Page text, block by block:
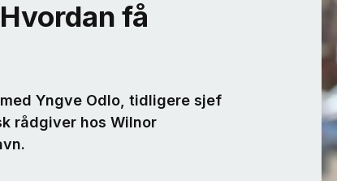
få
Yngve Odlo, tidligere sjef
rådgiver hos Wilnor